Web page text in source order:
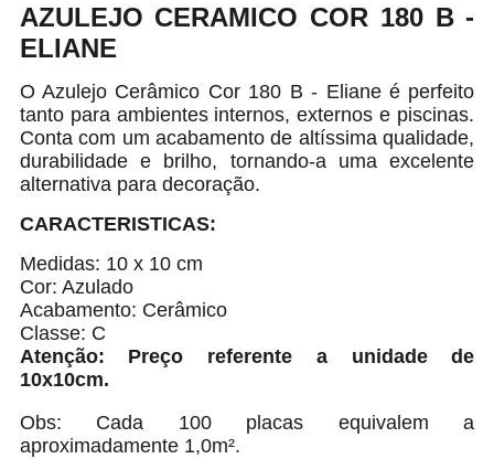
AZULEJO CERAMICO COR 180 B -
ELIANE
O Azulejo Cerâmico Cor 180 B - Eliane é perfeito
tanto para ambientes internos, externos e piscinas.
Conta com um acabamento de altíssima qualidade,
durabilidade e brilho, tornando-a uma excelente
alternativa para decoração.
CARACTERISTICAS:
Medidas: 10 x 10 cm
Cor: Azulado
Acabamento: Cerâmico
Classe: C
Atenção: Preço referente a unidade de
10x10cm.
Obs: Cada 100 placas equivalem a
aproximadamente 1,0m².